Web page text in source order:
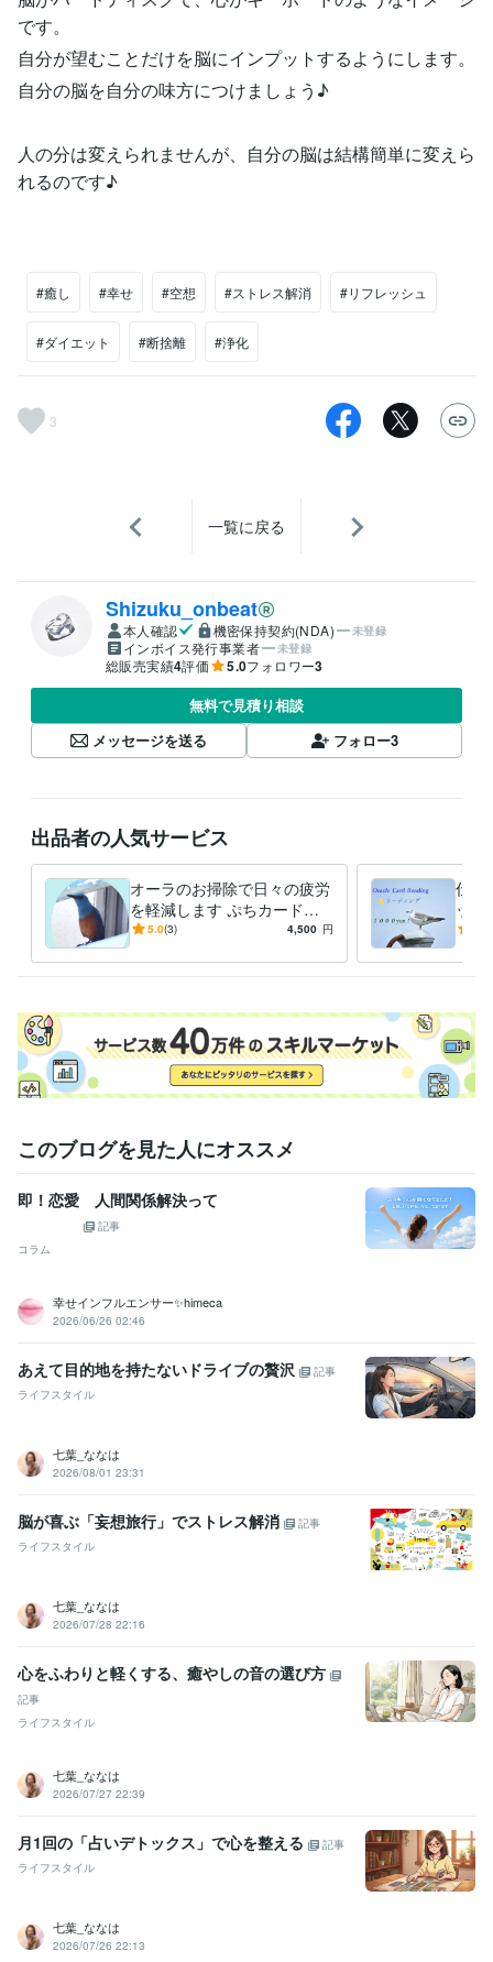
です。
自分が望むことだけを脳にインプットするようにします。
自分の脳を自分の味方につけましょう♪
人の分は変えられませんが、自分の脳は結構簡単に変えら
れるのです♪
#癒し #幸せ #空想 #ストレス解消 #リフレッシュ
#ダイエット #断捨離 #浄化
3
一覧に戻る
Shizuku_onbeat
本人確認 機密保持契約(NDA) 未登録
インボイス発行事業者 未登録
総販売実績4評価 5.0フォロワー3
無料で見積り相談
メッセージを送る
フォロー3
出品者の人気サービス
オーラのお掃除で日々の疲労
を軽減します ぷちカードリ
ーディングをプレゼント中♪
5.0(3) 4,500 円
仕
ッセ
の
このブログを見た人にオススメ
即！恋愛 人間関係解決って
記事
コラム
幸せインフルエンサー✨himeca
2026/06/26 02:46
あえて目的地を持たないドライブの贅沢
記事
ライフスタイル
七葉_ななは
2026/08/01 23:31
脳が喜ぶ「妄想旅行」でストレス解消
記事
ライフスタイル
七葉_ななは
2026/07/28 22:16
心をふわりと軽くする、癒やしの音の選び方
記事
ライフスタイル
七葉_ななは
2026/07/27 22:39
月1回の「占いデトックス」で心を整える
記事
ライフスタイル
七葉_ななは
2026/07/26 22:13